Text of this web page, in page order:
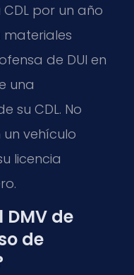
por un año
de DUI en
una
su CDL. No
un vehículo
licencia
DMV de
de